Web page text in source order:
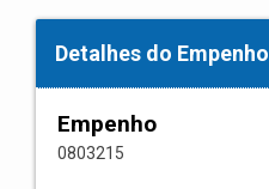
Detalhes do Empenho
Empenho
0803215